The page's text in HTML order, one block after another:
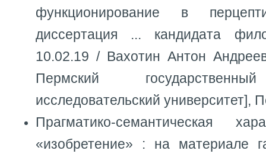
функционирование в
диссертация ... кандидата
10.02.19 / Вахотин Антон
Пермский
исследовательский университет],
Прагматико-семантическая
«изобретение» : на материале